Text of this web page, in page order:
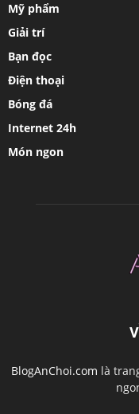
Mỹ phẩm
Giải trí
Bạn đọc
Điện thoại
Bóng đá
Internet 24h
Món ngon
BlogAnChoi.com là